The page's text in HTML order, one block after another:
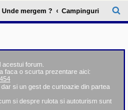
Unde mergem ? Campinguri
ă
forum.
faca o scurta prezentare aici:
si un gest de curtoazie din partea
si despre rulota si autoturism sunt